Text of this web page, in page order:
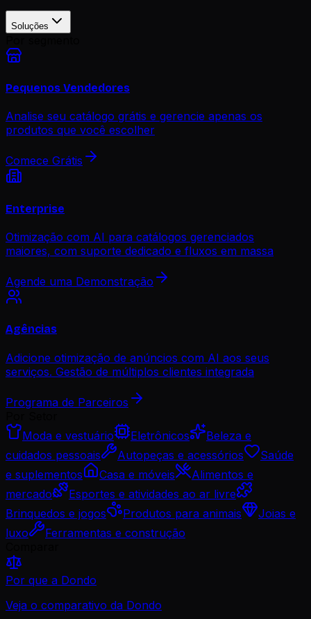
Soluções
Pequenos Vendedores
Analise seu catálogo grátis e gerencie apenas os
produtos que você escolher
Comece Grátis
Enterprise
Otimização com AI para catálogos gerenciados
maiores, com suporte dedicado e fluxos em massa
Agende uma Demonstração
Agências
Adicione otimização de anúncios com AI aos seus
serviços. Gestão de múltiplos clientes integrada
Programa de Parceiros
Moda e vestuário
Eletrônicos
Beleza e
cuidados pessoais
Autopeças e acessórios
Saúde
e suplementos
Casa e móveis
Alimentos e
mercado
Esportes e atividades ao ar livre
Brinquedos e jogos
Produtos para animais
Joias e
luxo
Ferramentas e construção
Por que a Dondo
Veja o comparativo da Dondo